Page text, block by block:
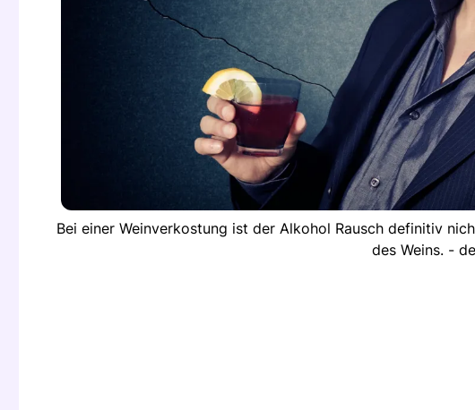
Bei einer Weinverkostung ist der Alkohol Rausch definitiv
des Weins. -